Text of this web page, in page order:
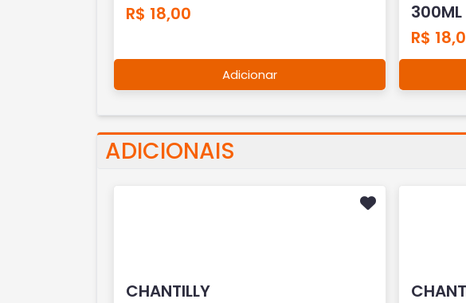
R$ 18,00
Adicionar
300ML
R$
ADICIONAIS
CHANTILLY